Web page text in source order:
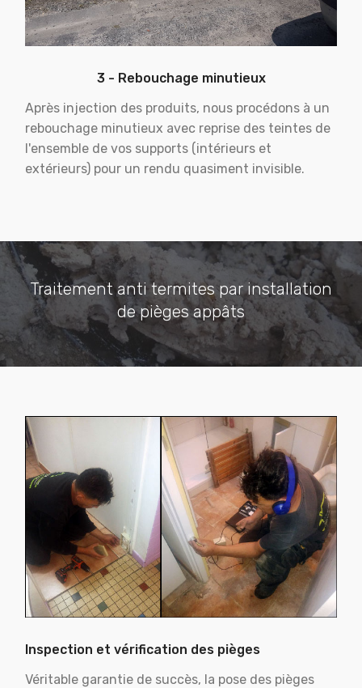
3 - Rebouchage minutieux
Après injection des produits, nous procédons à un
rebouchage minutieux avec reprise des teintes de
l'ensemble de vos supports (intérieurs et
extérieurs) pour un rendu quasiment invisible.
Traitement anti termites par installation
de pièges appâts
Inspection et vérification des pièges
Véritable garantie de succès, la pose des pièges